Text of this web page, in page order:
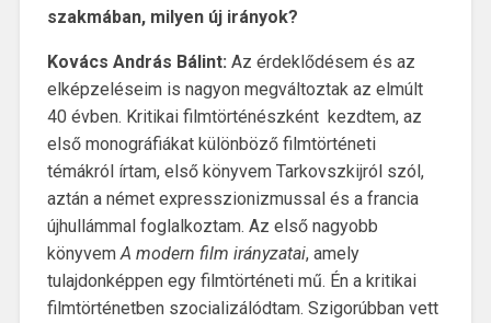
szakmában, milyen új irányok?
Kovács András Bálint: Az érdeklődésem és az
elképzeléseim is nagyon megváltoztak az elmúlt
40 évben. Kritikai filmtörténészként kezdtem, az
első monográfiákat különböző filmtörténeti
témákról írtam, első könyvem Tarkovszkijról szól,
aztán a német expresszionizmussal és a francia
újhullámmal foglalkoztam. Az első nagyobb
könyvem A modern film irányzatai, amely
tulajdonképpen egy filmtörténeti mű. Én a kritikai
filmtörténetben szocializálódtam. Szigorúbban vett